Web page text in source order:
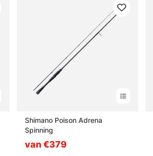
Shimano Poison Adrena
Spinning
van €379